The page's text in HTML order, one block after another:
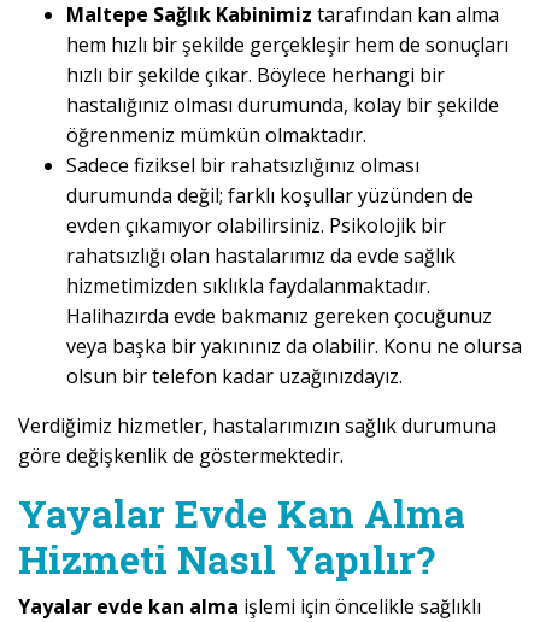
Maltepe Sağlık Kabinimiz tarafından kan alma
hem hızlı bir şekilde gerçekleşir hem de sonuçları
hızlı bir şekilde çıkar. Böylece herhangi bir
hastalığınız olması durumunda, kolay bir şekilde
öğrenmeniz mümkün olmaktadır.
Sadece fiziksel bir rahatsızlığınız olması
durumunda değil; farklı koşullar yüzünden de
evden çıkamıyor olabilirsiniz. Psikolojik bir
rahatsızlığı olan hastalarımız da evde sağlık
hizmetimizden sıklıkla faydalanmaktadır.
Halihazırda evde bakmanız gereken çocuğunuz
veya başka bir yakınınız da olabilir. Konu ne olursa
olsun bir telefon kadar uzağınızdayız.
Verdiğimiz hizmetler, hastalarımızın sağlık durumuna
göre değişkenlik de göstermektedir.
Yayalar Evde Kan Alma
Hizmeti Nasıl Yapılır?
Yayalar evde kan alma işlemi için öncelikle sağlıklı